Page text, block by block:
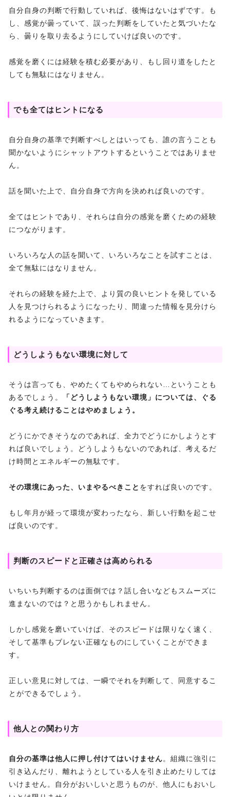
自分自身の判断で行動していれば、後悔はないはずです。も
し、感覚が曇っていて、誤った判断をしていたと気づいたな
ら、曇りを取り去るようにしていけば良いのです。
感覚を磨くには経験を積む必要があり、もし回り道をしたと
しても無駄にはなりません。
でも全てはヒントになる
自分自身の基準で判断すべしとはいっても、誰の言うことも
聞かないようにシャットアウトするということではありませ
ん。
話を聞いた上で、自分自身で方向を決めれば良いのです。
全てはヒントであり、それらは自分の感覚を磨くための経験
につながります。
いろいろな人の話を聞いて、いろいろなことを試すことは、
全て無駄にはなりません。
それらの経験を経た上で、より質の良いヒントを発している
人を見つけられるようになったり、間違った情報を見分けら
れるようになっていきます。
どうしようもない環境に対して
そうは言っても、やめたくてもやめられない…ということも
あるでしょう。
「どうしようもない環境」については、ぐる
ぐる考え続けることはやめましょう。
どうにかできそうなのであれば、全力でどうにかしようとす
れば良いでしょう。どうしようもないのであれば、考えるだ
け時間とエネルギーの無駄です。
その環境にあった、いまやるべきこと をすれば良いのです。
もし年月が経って環境が変わったなら、新しい行動を起こせ
ば良いのです。
判断のスピードと正確さは高められる
いちいち判断するのは面倒では？話し合いなどもスムーズに
進まないのでは？と思うかもしれません。
しかし感覚を磨いていけば、そのスピードは限りなく速く、
そして基準もブレない正確なものにしていくことができま
す。
正しい意見に対しては、一瞬でそれを判断して、同意するこ
とができるでしょう。
他人との関わり方
自分の基準は他人に押し付けてはいけません。組織に強引に
引き込んだり、離れようとしている人を引き止めたりしては
いけません。自分がおいしいと思うものが、他人にもおいし